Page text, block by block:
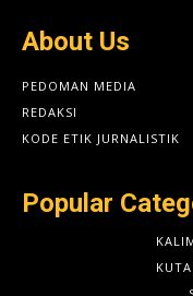
About Us
PEDOMAN MEDIA
REDAKSI
KODE ETIK JURNALISTIK
Popular